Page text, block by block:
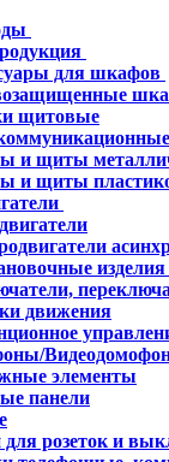
для шкафов
щитовые
и щиты
и щиты
изделия
движения
элементы
панели
розеток и